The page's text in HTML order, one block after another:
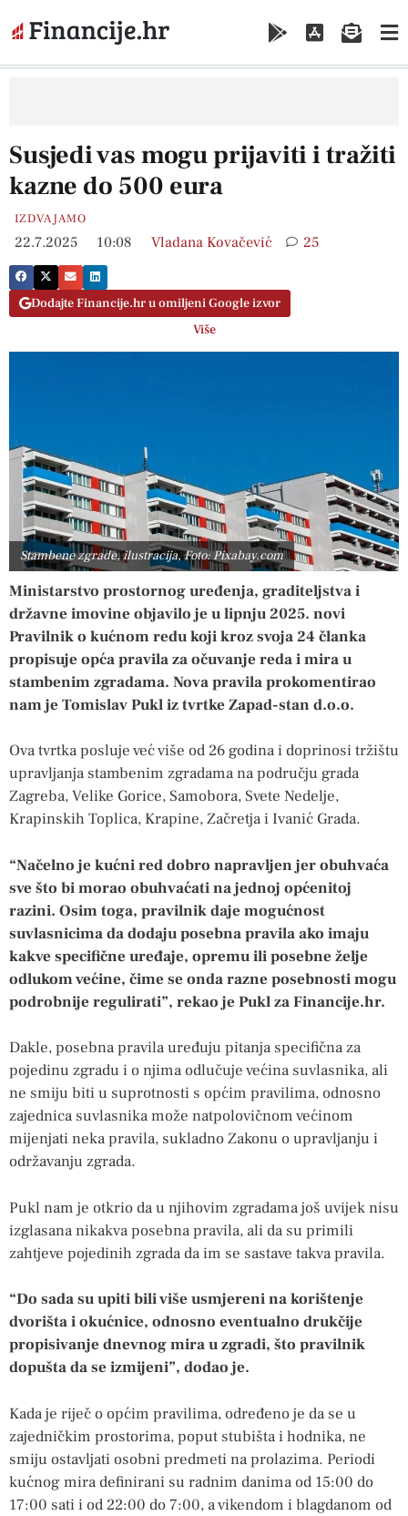
Susjedi vas mogu prijaviti i tražiti
kazne do 500 eura
IZDVAJAMO
22.7.2025 10:08 Vladana Kovačević 25
Dodajte Financije.hr u omiljeni Google izvor
Više
Stambene zgrade, ilustracija, Foto: Pixabay.com
Ministarstvo prostornog uređenja, graditeljstva i
državne imovine objavilo je u lipnju 2025. novi
Pravilnik o kućnom redu koji kroz svoja 24 članka
propisuje opća pravila za očuvanje reda i mira u
stambenim zgradama. Nova pravila prokomentirao
nam je Tomislav Pukl iz tvrtke Zapad-stan d.o.o.
Ova tvrtka posluje već više od 26 godina i doprinosi tržištu
upravljanja stambenim zgradama na području grada
Zagreba, Velike Gorice, Samobora, Svete Nedelje,
Krapinskih Toplica, Krapine, Začretja i Ivanić Grada.
“Načelno je kućni red dobro napravljen jer obuhvaća
sve što bi morao obuhvaćati na jednoj općenitoj
razini. Osim toga, pravilnik daje mogućnost
suvlasnicima da dodaju posebna pravila ako imaju
kakve specifične uređaje, opremu ili posebne želje
odlukom većine, čime se onda razne posebnosti mogu
podrobnije regulirati”, rekao je Pukl za Financije.hr.
Dakle, posebna pravila uređuju pitanja specifična za
pojedinu zgradu i o njima odlučuje većina suvlasnika, ali
ne smiju biti u suprotnosti s općim pravilima, odnosno
zajednica suvlasnika može natpolovičnom većinom
mijenjati neka pravila, sukladno Zakonu o upravljanju i
održavanju zgrada.
Pukl nam je otkrio da u njihovim zgradama još uvijek nisu
izglasana nikakva posebna pravila, ali da su primili
zahtjeve pojedinih zgrada da im se sastave takva pravila.
“Do sada su upiti bili više usmjereni na korištenje
dvorišta i okućnice, odnosno eventualno drukčije
propisivanje dnevnog mira u zgradi, što pravilnik
dopušta da se izmijeni”, dodao je.
Kada je riječ o općim pravilima, određeno je da se u
zajedničkim prostorima, poput stubišta i hodnika, ne
smiju ostavljati osobni predmeti na prolazima. Periodi
kućnog mira definirani su radnim danima od 15:00 do
17:00 sati i od 22:00 do 7:00, a vikendom i blagdanom od